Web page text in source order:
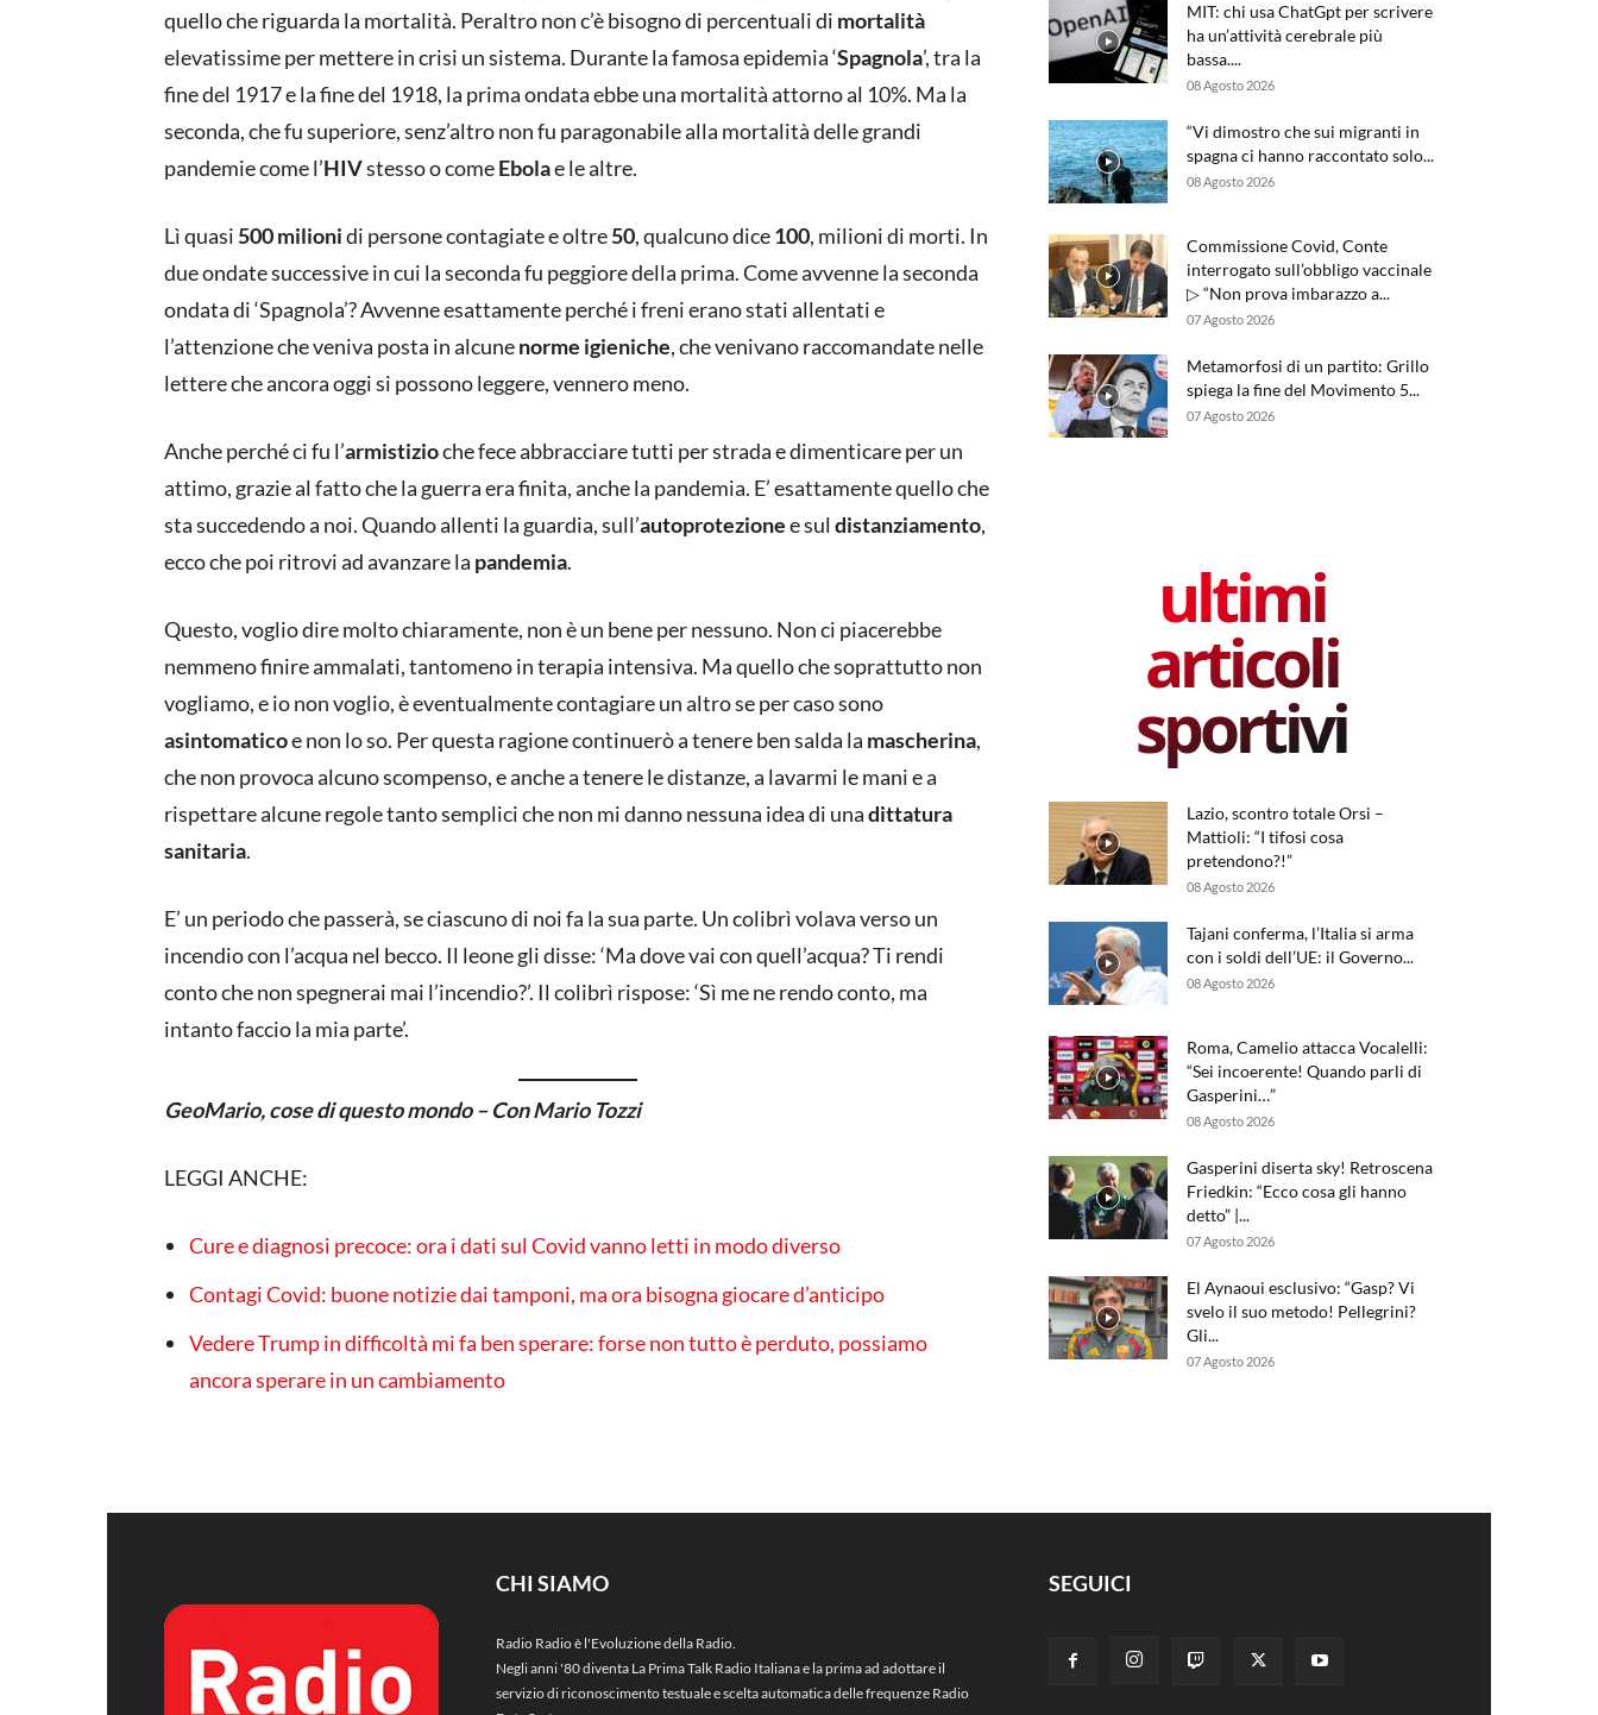
quello che riguarda la mortalità. Peraltro non c’è bisogno di percentuali di mortalità
elevatissime per mettere in crisi un sistema. Durante la famosa epidemia ‘Spagnola’, tra la
fine del 1917 e la fine del 1918, la prima ondata ebbe una mortalità attorno al 10%. Ma la
seconda, che fu superiore, senz’altro non fu paragonabile alla mortalità delle grandi
pandemie come l’HIVstesso o comeEbolae le altre.
Lì quasi 500 milionidi persone contagiate e oltre50, qualcuno dice100, milioni di morti. In
due ondate successive in cui la seconda fu peggiore della prima. Come avvenne la seconda
ondata di ‘Spagnola’? Avvenne esattamente perché i freni erano stati allentati e
l’attenzione che veniva posta in alcunenorme igieniche, che venivano raccomandate nelle
lettere che ancora oggi si possono leggere, vennero meno.
Anche perché ci fu l’armistizioche fece abbracciare tutti per strada e dimenticare per un
attimo, grazie al fatto che la guerra era finita, anche la pandemia. E’ esattamente quello che
sta succedendo a noi. Quando allenti la guardia, sull’autoprotezionee sul distanziamento,
ecco che poi ritrovi ad avanzare la pandemia.
Questo, voglio dire molto chiaramente, non è un bene per nessuno. Non ci piacerebbe
nemmeno finire ammalati, tantomeno in terapia intensiva. Ma quello che soprattutto non
vogliamo, e io non voglio, è eventualmente contagiare un altro se per caso sono
asintomaticoe non lo so. Per questa ragione continuerò a tenere ben salda la mascherina,
che non provoca alcuno scompenso, e anche a tenere le distanze, a lavarmi le mani e a
rispettare alcune regole tanto semplici che non mi danno nessuna idea di unadittatura
sanitaria.
E’ un periodo che passerà, se ciascuno di noi fa la sua parte. Un colibrì volava verso un
incendio con l’acqua nel becco. Il leone gli disse: ‘Ma dove vai con quell’acqua? Ti rendi
conto che non spegnerai mai l’incendio?’. Il colibrì rispose: ‘Sì me ne rendo conto, ma
intanto faccio la mia parte’.
GeoMario, cose di questo mondo – Con Mario Tozzi
LEGGI ANCHE:
Cure e diagnosi precoce: ora i dati sul Covid vanno letti in modo diverso
Contagi Covid: buone notizie dai tamponi, ma ora bisogna giocare d’anticipo
Vedere Trump in difficoltà mi fa ben sperare: forse non tutto è perduto, possiamo
ancora sperare in un cambiamento
MIT: chi usa ChatGpt per scrivere
ha un’attività cerebrale più
bassa....
08 Agosto 2026
“Vi dimostro che sui migranti in
spagna ci hanno raccontato solo...
08 Agosto 2026
Commissione Covid, Conte
interrogato sull’obbligo vaccinale
▷ “Non prova imbarazzo a...
07 Agosto 2026
Metamorfosi di un partito: Grillo
spiega la fine del Movimento 5...
07 Agosto 2026
ultimi
articoli
sportivi
Lazio, scontro totale Orsi –
Mattioli: “I tifosi cosa
pretendono?!”
08 Agosto 2026
Tajani conferma, l’Italia si arma
con i soldi dell’UE: il Governo...
08 Agosto 2026
Roma, Camelio attacca Vocalelli:
“Sei incoerente! Quando parli di
Gasperini…”
08 Agosto 2026
Gasperini diserta sky! Retroscena
Friedkin: “Ecco cosa gli hanno
detto” |...
07 Agosto 2026
El Aynaoui esclusivo: “Gasp? Vi
svelo il suo metodo! Pellegrini?
Gli...
07 Agosto 2026
CHI SIAMO
Radio Radio è l'Evoluzione della Radio.
Negli anni '80 diventa La Prima Talk Radio Italiana e la prima ad adottare il
servizio di riconoscimento testuale e scelta automatica delle frequenze Radio
SEGUICI